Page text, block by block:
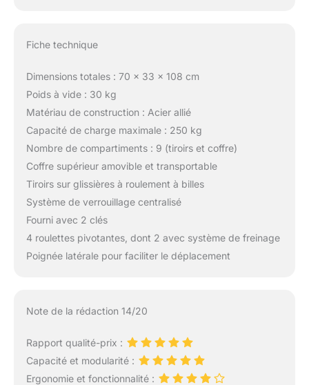
Fiche technique
Dimensions totales : 70 x 33 x 108 cm
Poids à vide : 30 kg
Matériau de construction : Acier allié
Capacité de charge maximale : 250 kg
Nombre de compartiments : 9 (tiroirs et coffre)
Coffre supérieur amovible et transportable
Tiroirs sur glissières à roulement à billes
Système de verrouillage centralisé
Fourni avec 2 clés
4 roulettes pivotantes, dont 2 avec système de freinage
Poignée latérale pour faciliter le déplacement
Note de la rédaction 14/20
Rapport qualité-prix :
Capacité et modularité :
Ergonomie et fonctionnalité :